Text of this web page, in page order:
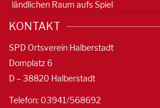
ländlichen Raum aufs Spiel
KONTAKT
SPD Ortsverein Halberstadt
Domplatz 6
D – 38820 Halberstadt
Telefon: 03941/568692